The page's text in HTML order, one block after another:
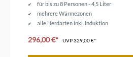
für bis zu 8 Personen - 4,5 Liter
mehrere Wärmezonen
alle Herdarten inkl. Induktion
296,00 €* UVP329,00 €*